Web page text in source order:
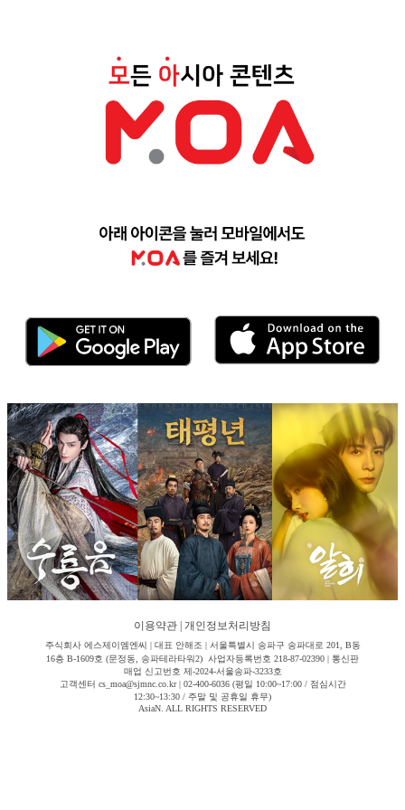
이용약관 개인정보처리방침
주식회사 에스제이엠엔씨 | 대표 안해조 | 서울특별시 송파구 송파대로 201, B동
16층 B-1609호 (문정동, 송파테라타워2) 사업자등록번호 218-87-02390 | 통신판
매업 신고번호 제-2024-서울송파-3233호
고객센터 cs_moa@sjmnc.co.kr | 02-400-6036 (평일 10:00~17:00 / 점심시간
12:30~13:30 / 주말 및 공휴일 휴무)
AsiaN. ALL RIGHTS RESERVED